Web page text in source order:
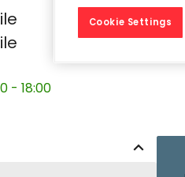
- 18:00
Cookie Settings